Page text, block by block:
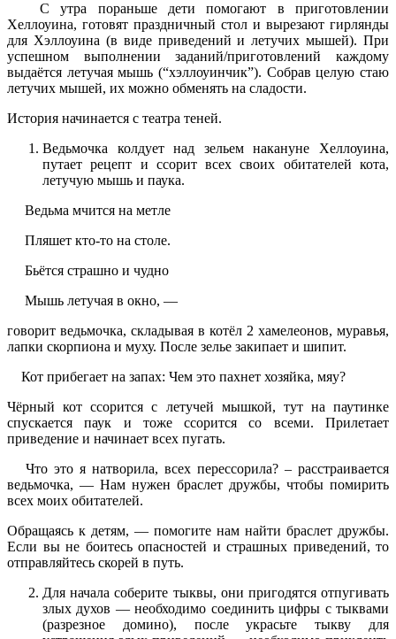
С утра пораньше дети помогают в приготовлении
Хеллоуина, готовят праздничный стол и вырезают гирлянды
для Хэллоуина (в виде приведений и летучих мышей). При
успешном выполнении заданий/приготовлений каждому
выдаётся летучая мышь (“хэллоуинчик”). Собрав целую стаю
летучих мышей, их можно обменять на сладости.
История начинается с театра теней.
Ведьмочка колдует над зельем накануне Хеллоуина,
путает рецепт и ссорит всех своих обитателей кота,
летучую мышь и паука.
Ведьма мчится на метле
Пляшет кто-то на столе.
Бьётся страшно и чудно
Мышь летучая в окно, —
говорит ведьмочка, складывая в котёл 2 хамелеонов, муравья,
лапки скорпиона и муху. После зелье закипает и шипит.
Кот прибегает на запах: Чем это пахнет хозяйка, мяу?
Чёрный кот ссорится с летучей мышкой, тут на паутинке
спускается паук и тоже ссорится со всеми. Прилетает
приведение и начинает всех пугать.
Что это я натворила, всех перессорила? – расстраивается
ведьмочка, — Нам нужен браслет дружбы, чтобы помирить
всех моих обитателей.
Обращаясь к детям, — помогите нам найти браслет дружбы.
Если вы не боитесь опасностей и страшных приведений, то
отправляйтесь скорей в путь.
Для начала соберите тыквы, они пригодятся отпугивать
злых духов — необходимо соединить цифры с тыквами
(разрезное домино), после украсьте тыкву для